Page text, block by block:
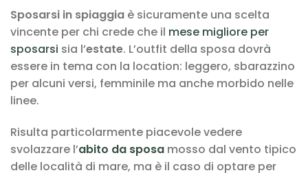
Sposarsi in spiaggia è sicuramente una scelta
vincente per chi crede che il mese migliore per
sposarsi sia l’estate. L’outfit della sposa dovrà
essere in tema con la location: leggero, sbarazzino
per alcuni versi, femminile ma anche morbido nelle
linee.
Risulta particolarmente piacevole vedere
svolazzare l’abito da sposa mosso dal vento tipico
delle località di mare, ma è il caso di optare per